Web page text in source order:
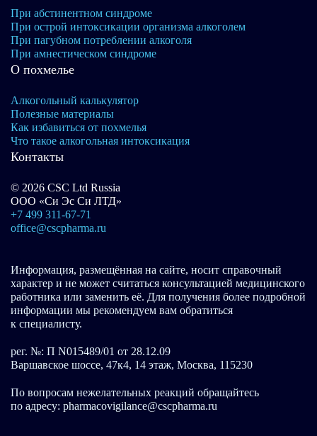
При абстинентном синдроме
При острой интоксикации организма алкоголем
При пагубном потреблении алкоголя
При амнестическом синдроме
О похмелье
Алкогольный калькулятор
Полезные материалы
Как избавиться от похмелья
Что такое алкогольная интоксикация
Контакты
© 2026 CSC Ltd Russia
ООО «Си Эс Си ЛТД»
+7 499 311-67-71
office@cscpharma.ru
Информация, размещённая на сайте, носит справочный
характер и не может считаться консультацией медицинского
работника или заменить её. Для получения более подробной
информации мы рекомендуем вам обратиться
к специалисту.
рег. №: П N015489/01 от 28.12.09
Варшавское шоссе, 47к4, 14 этаж, Москва, 115230
По вопросам нежелательных реакций обращайтесь
по адресу: pharmacovigilance@cscpharma.ru